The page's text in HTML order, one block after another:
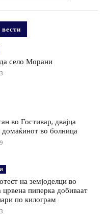
село Морани
во Гостивар, двајца
домаќинот во болница
на земјоделци во
пиперка добиваат
по килограм